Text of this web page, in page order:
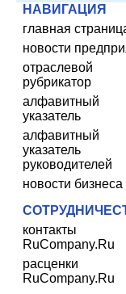
НАВИГАЦИЯ
главная
новости
отраслевой
рубрикатор
алфавитный
указатель
алфавитный
указатель
руководителей
новости бизнеса
контакты
RuCompany.Ru
расценки
RuCompany.Ru